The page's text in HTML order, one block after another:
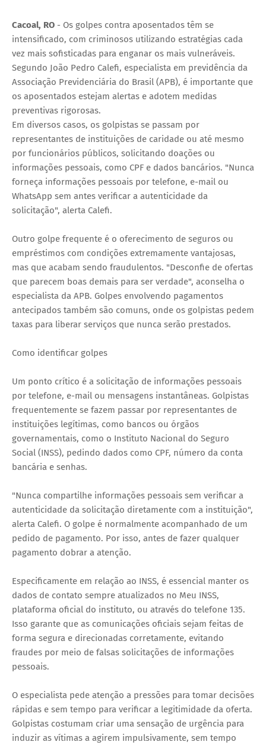
Cacoal, RO - Os golpes contra aposentados têm se
intensificado, com criminosos utilizando estratégias cada
vez mais sofisticadas para enganar os mais vulneráveis.
Segundo João Pedro Calefi, especialista em previdência da
Associação Previdenciária do Brasil (APB), é importante que
os aposentados estejam alertas e adotem medidas
preventivas rigorosas.
Em diversos casos, os golpistas se passam por
representantes de instituições de caridade ou até mesmo
por funcionários públicos, solicitando doações ou
informações pessoais, como CPF e dados bancários. "Nunca
forneça informações pessoais por telefone, e-mail ou
WhatsApp sem antes verificar a autenticidade da
solicitação", alerta Calefi.
Outro golpe frequente é o oferecimento de seguros ou
empréstimos com condições extremamente vantajosas,
mas que acabam sendo fraudulentos. "Desconfie de ofertas
que parecem boas demais para ser verdade", aconselha o
especialista da APB. Golpes envolvendo pagamentos
antecipados também são comuns, onde os golpistas pedem
taxas para liberar serviços que nunca serão prestados.
Como identificar golpes
Um ponto crítico é a solicitação de informações pessoais
por telefone, e-mail ou mensagens instantâneas. Golpistas
frequentemente se fazem passar por representantes de
instituições legítimas, como bancos ou órgãos
governamentais, como o Instituto Nacional do Seguro
Social (INSS), pedindo dados como CPF, número da conta
bancária e senhas.
"Nunca compartilhe informações pessoais sem verificar a
autenticidade da solicitação diretamente com a instituição",
alerta Calefi. O golpe é normalmente acompanhado de um
pedido de pagamento. Por isso, antes de fazer qualquer
pagamento dobrar a atenção.
Especificamente em relação ao INSS, é essencial manter os
dados de contato sempre atualizados no Meu INSS,
plataforma oficial do instituto, ou através do telefone 135.
Isso garante que as comunicações oficiais sejam feitas de
forma segura e direcionadas corretamente, evitando
fraudes por meio de falsas solicitações de informações
pessoais.
O especialista pede atenção a pressões para tomar decisões
rápidas e sem tempo para verificar a legitimidade da oferta.
Golpistas costumam criar uma sensação de urgência para
induzir as vítimas a agirem impulsivamente, sem tempo